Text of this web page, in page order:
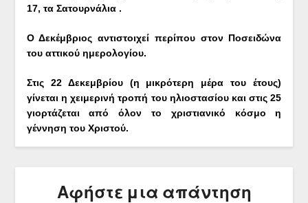
17, τα Σατουρνάλια .
Ο Δεκέμβριος αντιστοιχεί περίπου στον Ποσειδώνα
του αττικού ημερολογίου.
Στις 22 Δεκεμβρίου (η μικρότερη μέρα του έτους)
γίνεται η χειμερινή τροπή του ηλιοστασίου και στις 25
γιορτάζεται από όλον το χριστιανικό κόσμο η
γέννηση του Χριστού.
Αφήστε μια απάντηση